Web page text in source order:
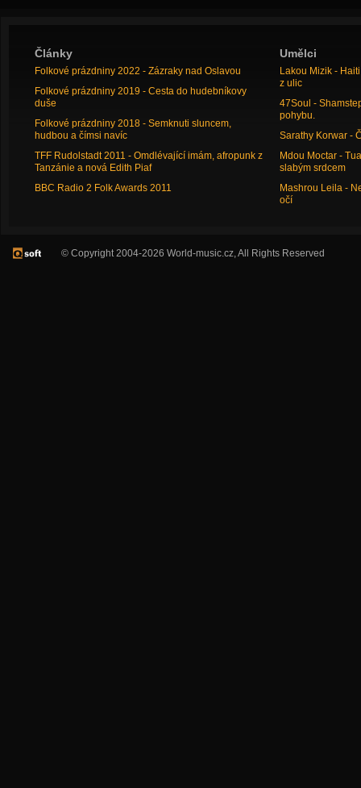
Články
Folkové prázdniny 2022 - Zázraky nad Oslavou
Folkové prázdniny 2019 - Cesta do hudebníkovy
duše
Folkové prázdniny 2018 - Semknuti sluncem,
hudbou a čímsi navíc
TFF Rudolstadt 2011 - Omdlévající imám, afropunk z
Tanzánie a nová Edith Piaf
BBC Radio 2 Folk Awards 2011
Umělci
Lakou Mizik -
z ulic
47Soul -
pohybu.
Sarathy Korwar -
Mdou Moctar -
slabým srdcem
Mashrou Leila -
očí
© Copyright 2004-2026 World-music.cz, All Rights Reserved